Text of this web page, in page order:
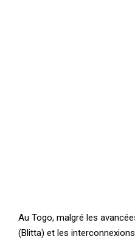
Au Togo, malgré les
(Blitta) et les